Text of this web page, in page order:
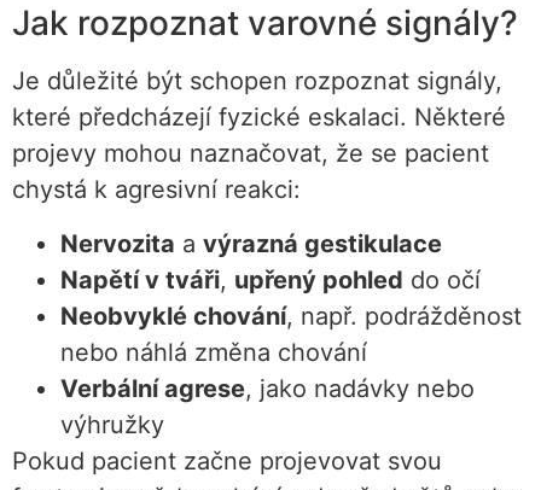
Jak rozpoznat varovné signály?
Je důležité být schopen rozpoznat signály,
které předcházejí fyzické eskalaci. Některé
projevy mohou naznačovat, že se pacient
chystá k agresivní reakci:
Nervozita a výrazná gestikulace
Napětí v tváři, upřený pohled do očí
Neobvyklé chování, např. podrážděnost
nebo náhlá změna chování
Verbální agrese, jako nadávky nebo
výhružky
Pokud pacient začne projevovat svou